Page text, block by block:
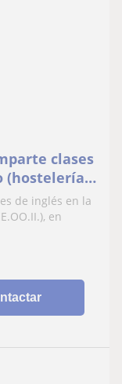
clases
(hostelería,
de inglés en la
en